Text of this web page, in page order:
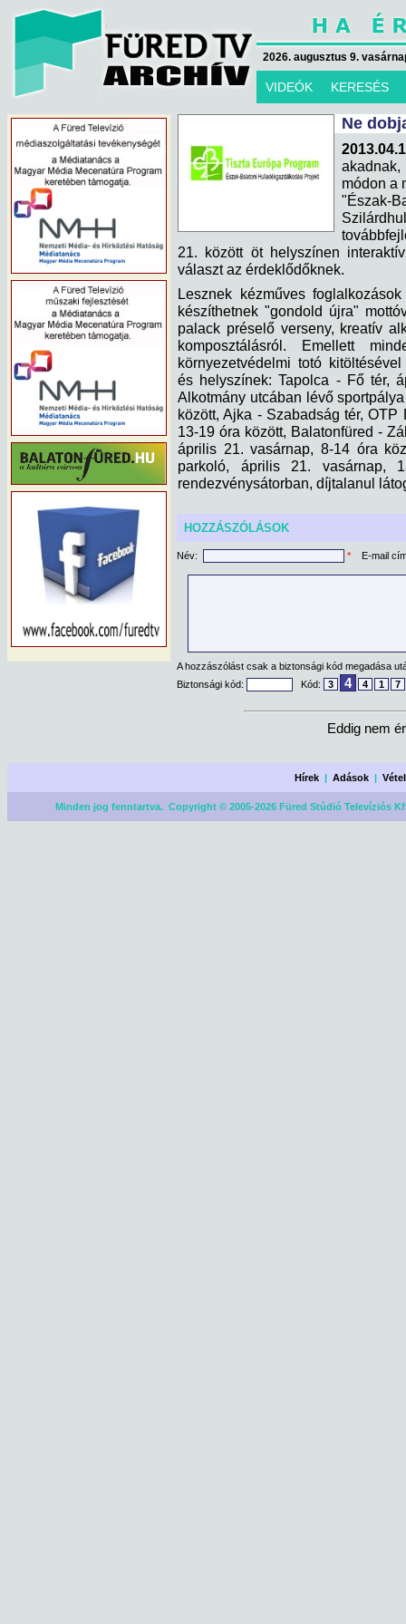
2026. augusztus 9.
VIDEÓK KERESÉS
Ne
módon a
21. között öt helyszínen
választ az érdeklődőknek.
Lesznek kézműves
készíthetnek "gondold újra"
palack préselő verseny, kreatív
komposztálásról. Emellett
környezetvédelmi totó
és helyszínek: Tapolca - Fő tér,
Alkotmány utcában lévő
között, Ajka - Szabadság tér,
13-19 óra között, Balatonfüred -
április 21. vasárnap, 8-14 óra
parkoló, április 21. vasárnap,
rendezvénysátorban, díjtalanul
HOZZÁSZÓLÁSOK
Név: * E-mail
A hozzászólást csak a biztonsági kód megadása
Biztonsági kód:
Kód: 3 4 4 1 7
Eddig nem
Hírek |Adások |
Minden jog fenntartva. Copyright © 2005-2026 Füred Stúdió Televíziós